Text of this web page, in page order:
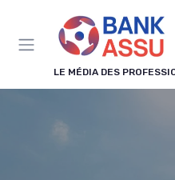
LE MÉDIA DES